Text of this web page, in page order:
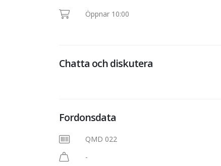
Öppnar 10:00
Chatta och diskutera
Fordonsdata
QMD 022
-